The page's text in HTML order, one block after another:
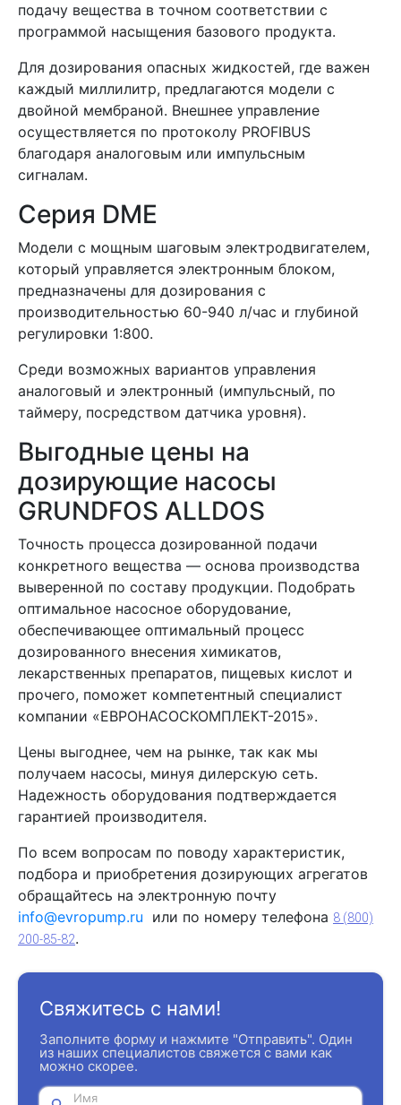
подачу вещества в точном соответствии с
программой насыщения базового продукта.
Для дозирования опасных жидкостей, где важен
каждый миллилитр, предлагаются модели с
двойной мембраной. Внешнее управление
осуществляется по протоколу PROFIBUS
благодаря аналоговым или импульсным
сигналам.
Серия DME
Модели с мощным шаговым электродвигателем,
который управляется электронным блоком,
предназначены для дозирования с
производительностью 60-940 л/час и глубиной
регулировки 1:800.
Среди возможных вариантов управления
аналоговый и электронный (импульсный, по
таймеру, посредством датчика уровня).
Выгодные цены на
дозирующие насосы
GRUNDFOS ALLDOS
Точность процесса дозированной подачи
конкретного вещества — основа производства
выверенной по составу продукции. Подобрать
оптимальное насосное оборудование,
обеспечивающее оптимальный процесс
дозированного внесения химикатов,
лекарственных препаратов, пищевых кислот и
прочего, поможет компетентный специалист
компании «ЕВРОНАСОСКОМПЛЕКТ-2015».
Цены выгоднее, чем на рынке, так как мы
получаем насосы, минуя дилерскую сеть.
Надежность оборудования подтверждается
гарантией производителя.
По всем вопросам по поводу характеристик,
подбора и приобретения дозирующих агрегатов
обращайтесь на электронную почту
info@evropump.ru или по номеру телефона 8 (800)
200-85-82.
Свяжитесь с нами!
Заполните форму и нажмите "Отправить". Один
из наших специалистов свяжется с вами как
можно скорее.
Имя